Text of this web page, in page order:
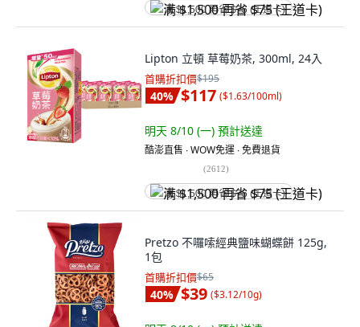
满 $1,500 再省 $75 (王道卡)
Lipton 立頓 草莓奶茶, 300ml, 24入
首購折扣價$195
40% $117 ($1.63/100ml)
明天 8/10 (一) 預計送達
酷澎直售 ∙ WOW免運 ∙ 免費退貨
(2612)
满 $1,500 再省 $75 (王道卡)
Pretzo 不囉嗦經典鹽味蝴蝶餅 125g,
1包
首購折扣價$65
40% $39 ($3.12/10g)